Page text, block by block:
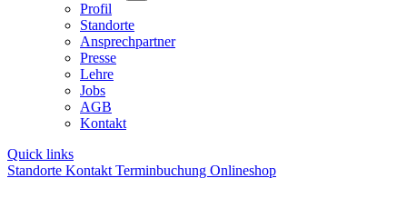
Profil
Standorte
Ansprechpartner
Presse
Lehre
Jobs
AGB
Kontakt
Quick links
Standorte Kontakt Terminbuchung Onlineshop